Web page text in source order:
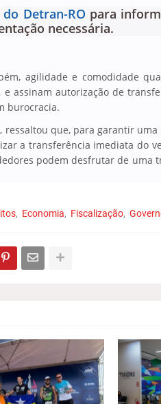
Detran-RO para
necessária.
agilidade e comodidade
assinam autorização de
burocracia.
que, para garantir
a transferência imediata do
podem desfrutar de uma
Economia Fiscalização